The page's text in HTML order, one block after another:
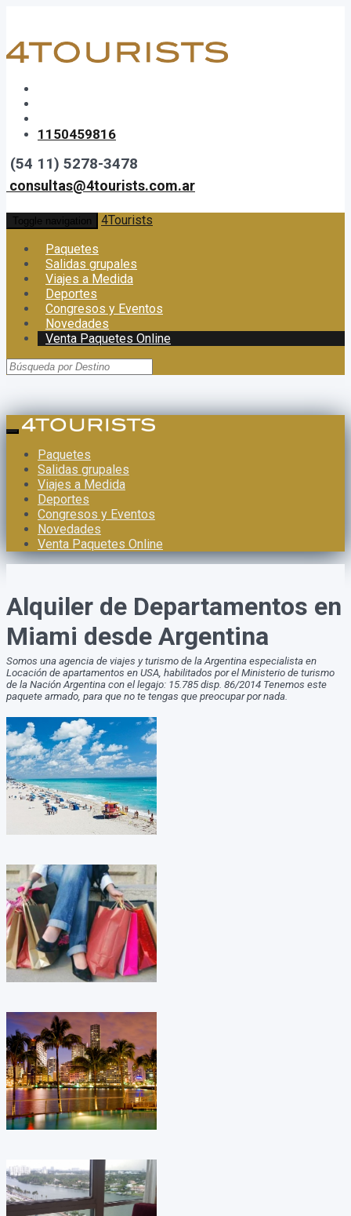
1150459816
(54 11) 5278-3478
consultas@4tourists.com.ar
Toggle navigation
4Tourists
Paquetes
Salidas grupales
Viajes a Medida
Deportes
Congresos y Eventos
Novedades
Venta Paquetes Online
Paquetes
Salidas grupales
Viajes a Medida
Deportes
Congresos y Eventos
Novedades
Venta Paquetes Online
Alquiler de Departamentos en
Miami desde Argentina
Somos una agencia de viajes y turismo de la Argentina especialista en
Locación de apartamentos en USA, habilitados por el Ministerio de turismo
de la Nación Argentina con el legajo: 15.785 disp. 86/2014 Tenemos este
paquete armado, para que no te tengas que preocupar por nada.